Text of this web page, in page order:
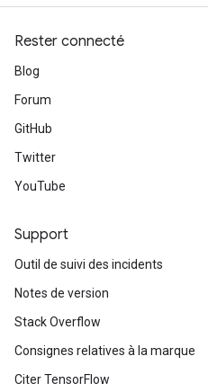
Rester connecté
Blog
Forum
GitHub
Twitter
YouTube
Support
Outil de suivi des incidents
Notes de version
Stack Overflow
Consignes relatives à la marque
Citer TensorFlow